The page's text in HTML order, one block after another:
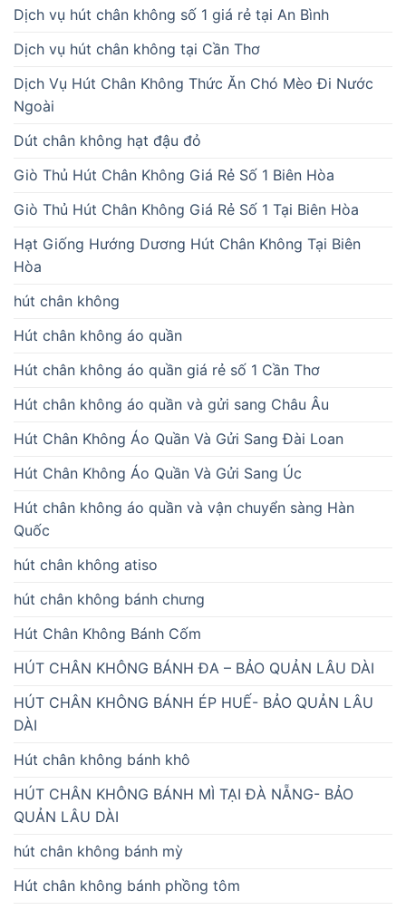
Dịch vụ hút chân không số 1 giá rẻ tại An Bình
Dịch vụ hút chân không tại Cần Thơ
Dịch Vụ Hút Chân Không Thức Ăn Chó Mèo Đi Nước
Ngoài
Dút chân không hạt đậu đỏ
Giò Thủ Hút Chân Không Giá Rẻ Số 1 Biên Hòa
Giò Thủ Hút Chân Không Giá Rẻ Số 1 Tại Biên Hòa
Hạt Giống Hướng Dương Hút Chân Không Tại Biên
Hòa
hút chân không
Hút chân không áo quần
Hút chân không áo quần giá rẻ số 1 Cần Thơ
Hút chân không áo quần và gửi sang Châu Âu
Hút Chân Không Áo Quần Và Gửi Sang Đài Loan
Hút Chân Không Áo Quần Và Gửi Sang Úc
Hút chân không áo quần và vận chuyển sàng Hàn
Quốc
hút chân không atiso
hút chân không bánh chưng
Hút Chân Không Bánh Cốm
HÚT CHÂN KHÔNG BÁNH ĐA – BẢO QUẢN LÂU DÀI
HÚT CHÂN KHÔNG BÁNH ÉP HUẾ- BẢO QUẢN LÂU
DÀI
Hút chân không bánh khô
HÚT CHÂN KHÔNG BÁNH MÌ TẠI ĐÀ NẴNG- BẢO
QUẢN LÂU DÀI
hút chân không bánh mỳ
Hút chân không bánh phồng tôm